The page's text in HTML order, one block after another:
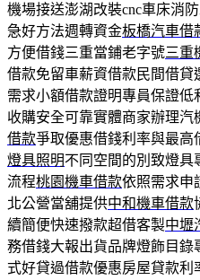
機場接送澎湖改裝cnc車床消
急好方法週轉資金板橋汽車借
方便借錢三重當鋪老字號三重
借款免留車薪資借款民間借貸
需求小額借款證明專員保證低
收購安全可靠實體商家辦理汽
借款爭取優惠借錢利率與最高
燈具照明不同空間的別致燈具
流程桃園機車借款依照需求申
北公營當舖提供中和機車借款
續簡便快速撥款超借客製中壢
務借錢大報出貨品牌燈飾目錄
式好貸過借款優惠房屋貸款利